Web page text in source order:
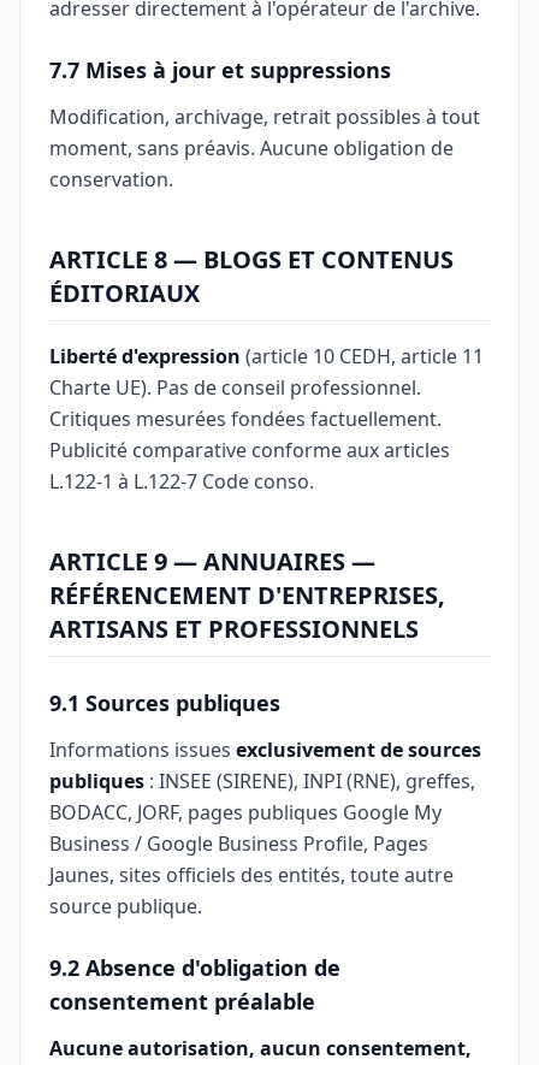
adresser directement à l'opérateur de l'archive.
7.7 Mises à jour et suppressions
Modification, archivage, retrait possibles à tout
moment, sans préavis. Aucune obligation de
conservation.
ARTICLE 8 — BLOGS ET CONTENUS
ÉDITORIAUX
Liberté d'expression (article 10 CEDH, article 11
Charte UE). Pas de conseil professionnel.
Critiques mesurées fondées factuellement.
Publicité comparative conforme aux articles
L.122-1 à L.122-7 Code conso.
ARTICLE 9 — ANNUAIRES —
RÉFÉRENCEMENT D'ENTREPRISES,
ARTISANS ET PROFESSIONNELS
9.1 Sources publiques
Informations issues exclusivement de sources
publiques : INSEE (SIRENE), INPI (RNE), greffes,
BODACC, JORF, pages publiques Google My
Business / Google Business Profile, Pages
Jaunes, sites officiels des entités, toute autre
source publique.
9.2 Absence d'obligation de
consentement préalable
Aucune autorisation, aucun consentement,